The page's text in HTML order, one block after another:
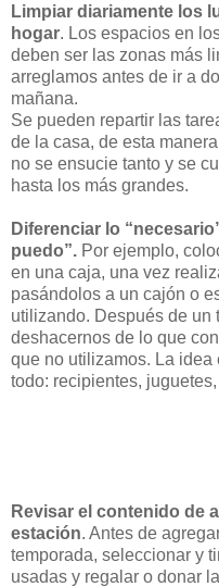
Limpiar diariamente los
hogar. Los espacios en
deben ser las zonas más
arreglamos antes de ir a
mañana.
Se pueden repartir las
de la casa, de esta
no se ensucie tanto y se
hasta los más grandes.
Diferenciar lo
puedo”. Por ejemplo,
en una caja, una vez
pasándolos a un cajón o
utilizando. Después de un
deshacernos de lo que
que no utilizamos. La
todo: recipientes,
Revisar el contenido de
estación. Antes de
temporada, seleccionar y
usadas y regalar o donar